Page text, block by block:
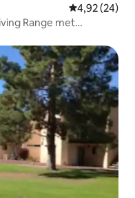
Gemiddelde
4,92 (24)
Range met